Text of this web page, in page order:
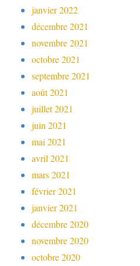
janvier 2022
décembre 2021
novembre 2021
octobre 2021
septembre 2021
août 2021
juillet 2021
juin 2021
mai 2021
avril 2021
mars 2021
février 2021
janvier 2021
décembre 2020
novembre 2020
octobre 2020